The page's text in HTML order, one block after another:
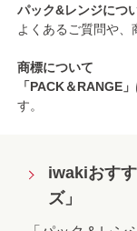
パック&レンジにつ
よくあるご質問や、
商標について
「PACK＆RANGE」
す。
iwakiおす
ズ」